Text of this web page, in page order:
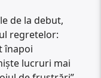
de la debut,
regretelor:
înapoi
lucruri mai